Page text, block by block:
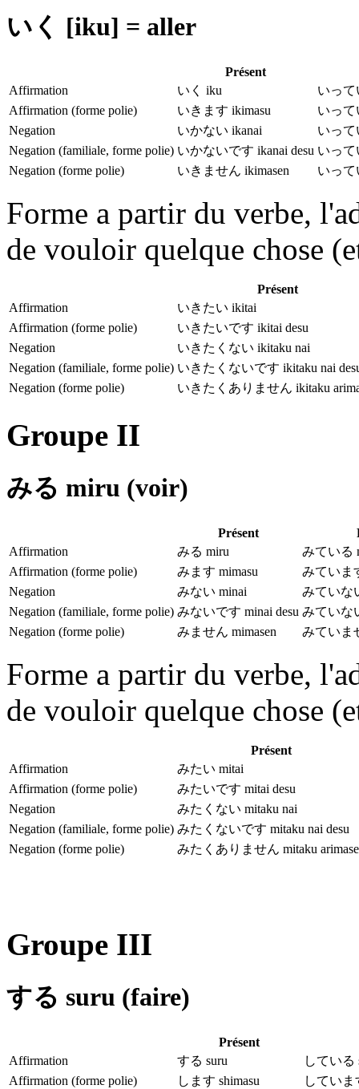
いく [iku] = aller
Présent
Affirmation
いく iku
いって
Affirmation (forme polie)
いきます ikimasu
いって
Negation
いかない ikanai
いって
Negation (familiale, forme polie) いかないです ikanai desu いって
Negation (forme polie)
いきません ikimasen いって
Forme a partir du verbe,
de vouloir quelque chose
Présent
Affirmation
いきたい ikitai
Affirmation (forme polie)
いきたいです ikitai desu
Negation
いきたくない ikitaku nai
Negation (familiale, forme polie) いきたくないです ikitaku nai
Negation (forme polie)
いきたくありません ikitaku
Groupe II
みる miru (voir)
Présent
Affirmation
みる miru
みている
Affirmation (forme polie)
みます mimasu
みていま
Negation
みない minai
みていな
Negation (familiale, forme polie) みないです minai desu みていな
Negation (forme polie)
みません mimasen みていま
Forme a partir du verbe,
de vouloir quelque chose
Présent
Affirmation
みたい mitai
Affirmation (forme polie)
みたいです mitai desu
Negation
みたくない mitaku nai
Negation (familiale, forme polie) みたくないです mitaku nai desu
Negation (forme polie)
みたくありません mitaku
Groupe III
する suru (faire)
Présent
Affirmation
する suru
している
Affirmation (forme polie)
します shimasu していま